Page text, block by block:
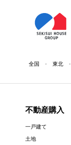
全国 東北
不動産購入
一戸建て
土地